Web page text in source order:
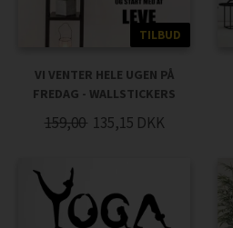
TILBUD
VI VENTER HELE UGEN PÅ
FREDAG - WALLSTICKERS
159,00 135,15 DKK